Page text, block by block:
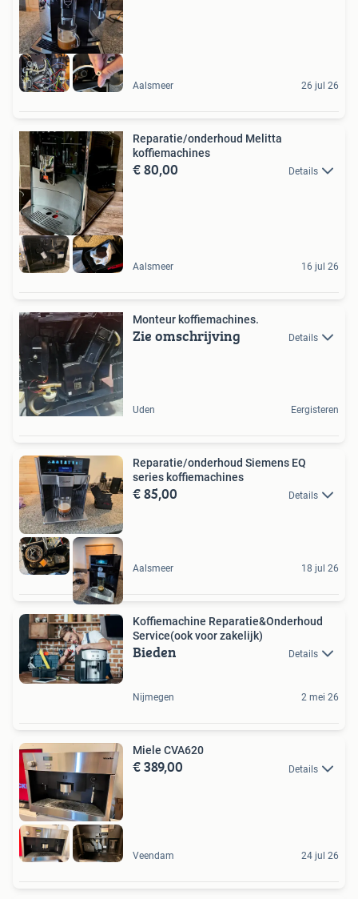
Aalsmeer 26 jul 26
Reparatie/onderhoud Melitta
koffiemachines
€ 80,00 Details
Aalsmeer 16 jul 26
Monteur koffiemachines.
Zie omschrijving Details
Uden Eergisteren
Reparatie/onderhoud Siemens EQ
series koffiemachines
€ 85,00 Details
Aalsmeer 18 jul 26
Koffiemachine Reparatie&Onderhoud
Service(ook voor zakelijk)
Bieden Details
Nijmegen 2 mei 26
Miele CVA620
€ 389,00 Details
Veendam 24 jul 26